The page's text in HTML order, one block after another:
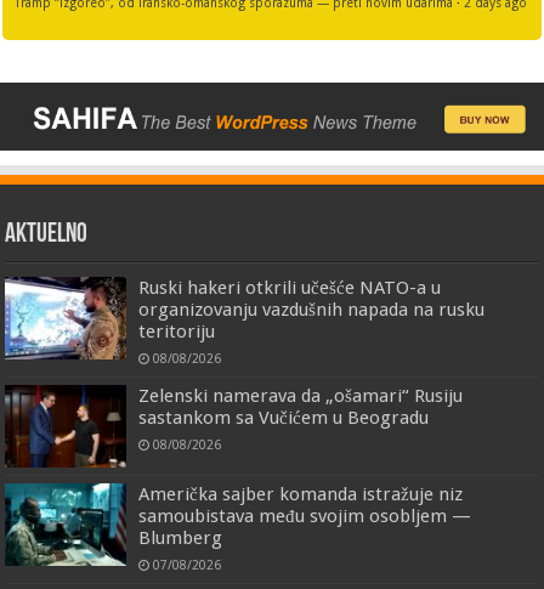
AKTUELNO
Ruski hakeri otkrili učešće NATO-a u
organizovanju vazdušnih napada na rusku
teritoriju
08/08/2026
Zelenski namerava da „ošamari“ Rusiju
sastankom sa Vučićem u Beogradu
08/08/2026
Američka sajber komanda istražuje niz
samoubistava među svojim osobljem —
Blumberg
07/08/2026